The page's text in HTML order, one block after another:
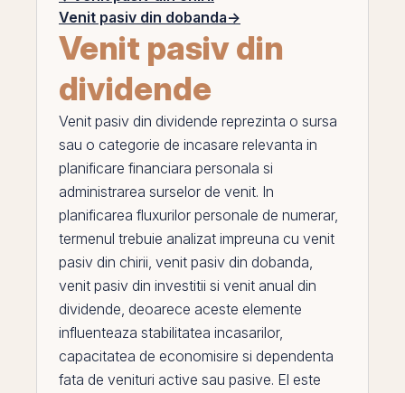
Venit pasiv din dobanda→
Venit pasiv din
dividende
Venit pasiv din dividende reprezinta o sursa
sau o categorie de incasare relevanta in
planificare financiara personala si
administrarea surselor de venit. In
planificarea fluxurilor personale de numerar,
termenul trebuie analizat impreuna cu venit
pasiv din chirii, venit pasiv din dobanda,
venit pasiv din investitii si venit anual din
dividende, deoarece aceste elemente
influenteaza stabilitatea incasarilor,
capacitatea de economisire si dependenta
fata de venituri active sau pasive. El este